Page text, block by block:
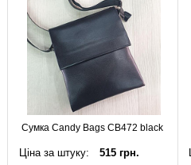
Сумка Candy Bags CB472 black
Ціна за штуку: 515 грн.